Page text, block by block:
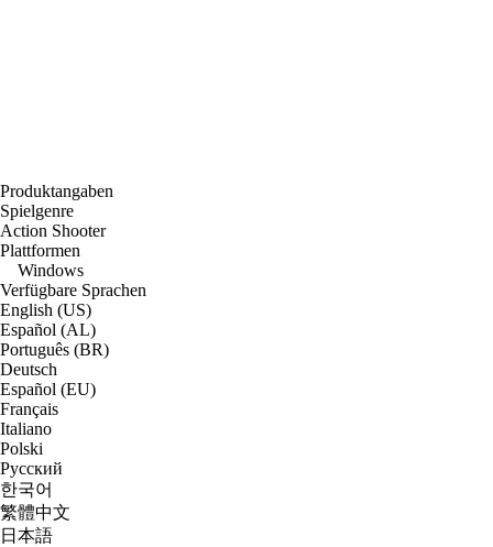
Produktangaben
Spielgenre
Action Shooter
Plattformen
Windows
Verfügbare Sprachen
English (US)
Español (AL)
Português (BR)
Deutsch
Español (EU)
Français
Italiano
Polski
Русский
한국어
繁體中文
日本語